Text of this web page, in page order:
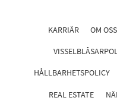
KARRIÄR OM OSS
HÅLLBARHETSPOLICY
REAL ESTATE